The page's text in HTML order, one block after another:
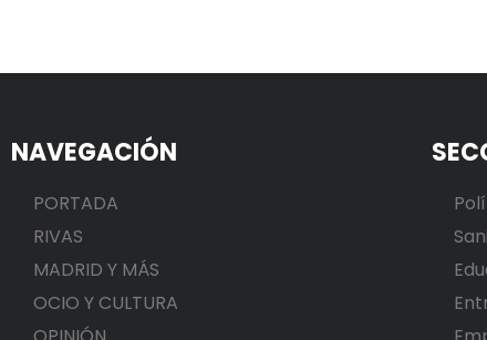
NAVEGACIÓN
PORTADA
RIVAS
MADRID Y MÁS
OCIO Y CULTURA